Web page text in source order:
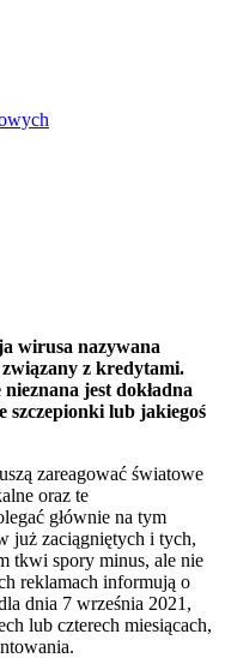
wirusa nazywana
z kredytami.
jest dokładna
szczepionki lub jakiegoś
zareagować światowe
oraz te
głównie na tym
już zaciągniętych i tych,
tkwi spory minus, ale nie
reklamach informują o
dnia 7 września 2021,
lub czterech miesiącach,